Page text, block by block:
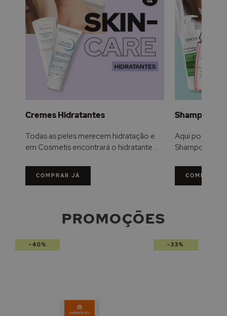
Cremes Hidratantes
Todas as peles merecem hidratação e
em Cosmetis encontrará o hidratante
COMPRAR JÁ
Shampoos
Aqui pode
Shampoos
COMPRAR
PROMOÇÕES
-40% -33%